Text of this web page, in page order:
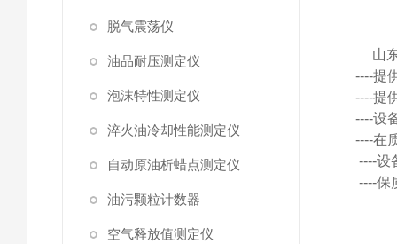
脱气震荡仪
油品耐压测定仪
泡沫特性测定仪
淬火油冷却性能测定仪
自动原油析蜡点测定仪
油污颗粒计数器
空气释放值测定仪
山
----提
----提
----设
----在
----设
----保